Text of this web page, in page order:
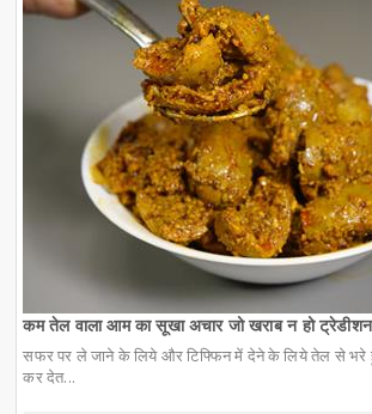
कम तेल वाला आम का सूखा अचार जो खराब न हो
सफर पर ले जाने के लिये और टिफ्फिन में देने के लिये तेल से भरे
कर देत...